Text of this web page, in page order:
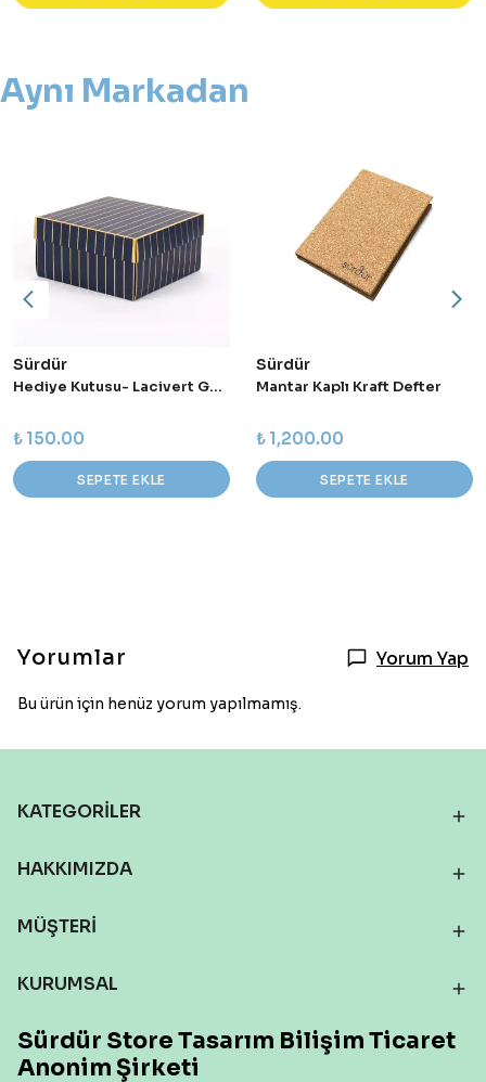
Aynı Markadan
Sürdür
Hediye Kutusu- Lacivert Gold Çizgili
₺ 150.00
SEPETE EKLE
Sürdür
Mantar Kaplı Kraft Defter
₺ 1,200.00
SEPETE EKLE
Yorumlar Yorum Yap
Bu ürün için henüz yorum yapılmamış.
KATEGORİLER
HAKKIMIZDA
MÜŞTERİ
KURUMSAL
Sürdür Store Tasarım Bilişim Ticaret
Anonim Şirketi